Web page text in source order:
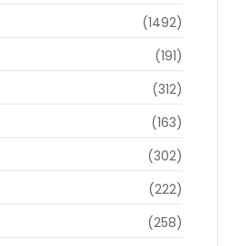
(1492)
(191)
(312)
(163)
(302)
(222)
(258)